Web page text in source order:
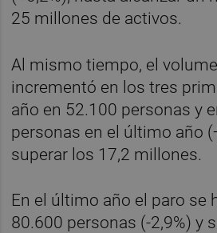
25 millones de activos.
Al mismo tiempo, el
incrementó en los tres
año en 52.100 personas y
personas en el último año
superar los 17,2 millones.
En el último año el paro se
80.600 personas (-2,9%) y